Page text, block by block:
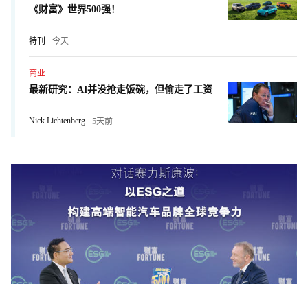
《财富》世界500强！
特刊 今天
商业
最新研究：AI并没抢走饭碗，但偷走了工资
Nick Lichtenberg 5天前